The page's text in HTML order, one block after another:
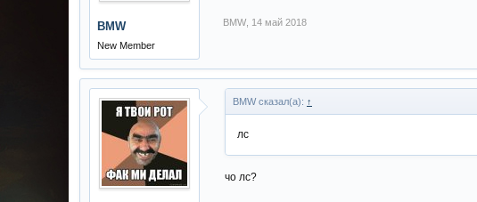
BMW
New Member
BMW 14 май 2018
BMW сказал(а): ↑
лс
чо лс?